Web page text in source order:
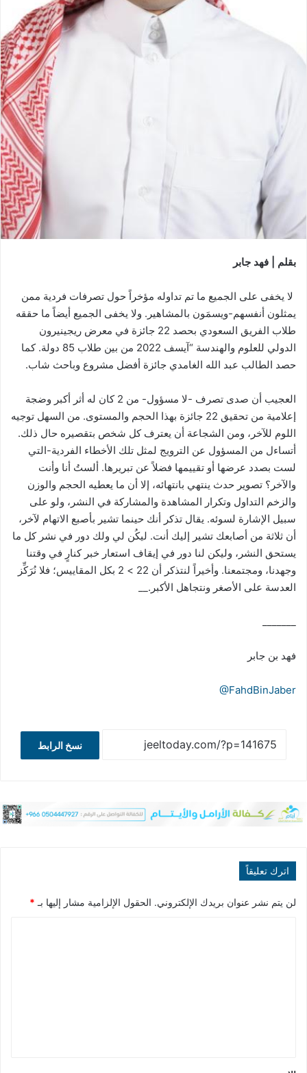
بقلم | فهد جابر
لا يخفى على الجميع ما تم تداوله مؤخراً حول تصرفات فردية ممن
يمثلون أنفسهم-ويسمَون بالمشاهير. ولا يخفى الجميع أيضاً ما حققه
طلاب الفريق السعودي بحصد 22 جائزة في معرض ريجينيرون
الدولي للعلوم والهندسة “آيسف 2022 من بين طلاب 85 دولة. كما
حصد الطالب عبد الله الغامدي جائزة أفضل مشروع وباحث شاب.
العجيب أن صدى تصرف -لا مسؤول- من 2 كان له أثر أكبر وضجة
إعلامية من تحقيق 22 جائزة بهذا الحجم والمستوى. من السهل توجيه
اللوم للآخر، ومن الشجاعة أن يعترف كل شخص بتقصيره حال ذلك.
أتساءل من المسؤول عن الترويج لمثل تلك الأخطاء الفردية-التي
لست بصدد عرضها أو تقييمها فضلاً عن تبريرها. ألستُ أنا وأنت
والآخر؟ تصوير حدث ينتهي بانتهائه، إلا أن ما يعطيه الحجم والوزن
والزخم التداول وتكرار المشاهدة والمشاركة في النشر، ولو على
سبيل الإشارة لسوئه. يقال تذكر أنك حينما تشير بأصبع الاتهام لآخر،
أن ثلاثة من أصابعك تشير إليك أنت. ليكُن لي ولك دور في نشر كل ما
يستحق النشر، وليكن لنا دور في إيقاف استعار خبر كنارٍ في وقتنا
وجهدنا، ومجتمعنا. وأخيراً لنتذكر أن 22 > 2 بكل المقاييس؛ فلا نُرَكِّز
العدسة على الأصغر ونتجاهل الأكبر.__
فهد بن جابر
@FahdBinJaber
نسخ الرابط
اترك تعليقاً
لن يتم نشر عنوان بريدك الإلكتروني. الحقول الإلزامية مشار إليها بـ *
*